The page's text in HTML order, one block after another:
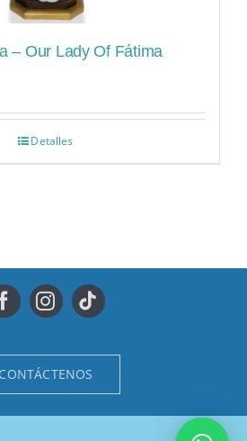
– Our Lady Of Fátima
Detalles
CONTÁCTENOS